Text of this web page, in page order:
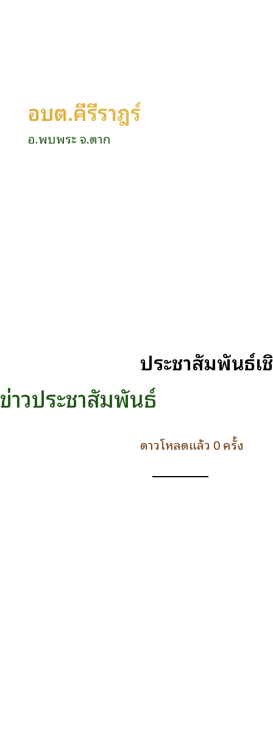
อบต.คีรีราษฎร์
อ.พบพระ จ.ตาก
ข่าวประชาสัมพันธ์
ประชาสัมพันธ์
ดาวโหลดแล้ว 0 ครั้ง